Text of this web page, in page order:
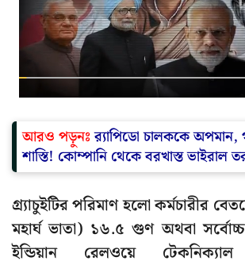
আরও পড়ুনঃর‍্যাপিডো চালককে অপমান,
শাস্তি! কোম্পানি থেকে বরখাস্ত ভাইরাল
গ্র্যাচুইটির পরিমাণ হলো কর্মচারীর
মহার্ঘ ভাতা) ১৬.৫ গুণ অথবা
ইন্ডিয়ান রেলওয়ে টেকনিক্যাল